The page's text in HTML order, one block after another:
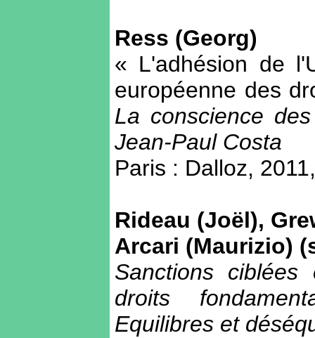
Ress (Georg)
« L'adhésion de
européenne des
La conscience
Jean-Paul Costa
Paris : Dalloz,
Rideau (Joël),
Arcari (Maurizio)
Sanctions ciblées
droits
Equilibres et